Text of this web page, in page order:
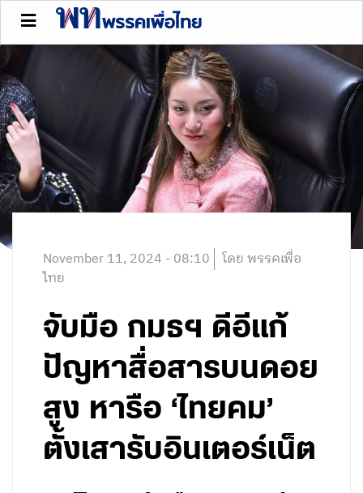
November 11, 2024 - 08:10 โดย พรรคเพื่อ
ไทย
จับมือ กมธฯ ดีอีแก้
ปัญหาสื่อสารบนดอย
สูง หารือ ‘ไทยคม’
ตั้งเสารับอินเตอร์เน็ต